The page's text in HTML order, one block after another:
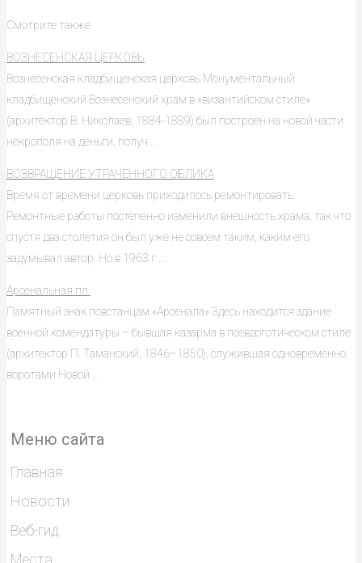
Смотрите также
ВОЗНЕСЕНСКАЯ ЦЕРКОВЬ
Вознесенская кладбищенская церковь Монументальный
кладбищенский Вознесенский храм в «византийском стиле»
(архитектор В. Николаев, 1884-1889) был построен на новой части
некрополя на деньги, получ ...
ВОЗВРАЩЕНИЕ УТРАЧЕННОГО ОБЛИКА
Время от времени церковь приходилось ремонтировать.
Ремонтные работы постепенно изменили внешность храма, так что
спустя два столетия он был уже не совсем таким, каким его
задумывал автор. Но в 1963 г ...
Арсенальная пл.
Памятный знак повстанцам «Арсенала» Здесь находится здание
военной комендатуры – бывшая казарма в псевдоготическом стиле
(архитектор П. Таманский, 1846–1850), служившая одновременно
воротами Новой ...
Меню сайта
Главная
Новости
Веб-гид
Места